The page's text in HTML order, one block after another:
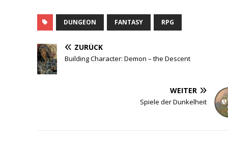
DUNGEON FANTASY RPG
ZURÜCK
Building Character: Demon – the Descent
WEITER
Spiele der Dunkelheit